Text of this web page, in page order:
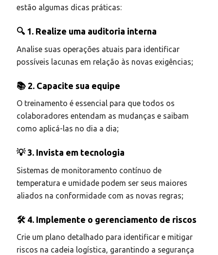
estão algumas dicas práticas:
🔍 1. Realize uma auditoria interna
Analise suas operações atuais para identificar
possíveis lacunas em relação às novas exigências;
📚 2. Capacite sua equipe
O treinamento é essencial para que todos os
colaboradores entendam as mudanças e saibam
como aplicá-las no dia a dia;
💡 3. Invista em tecnologia
Sistemas de monitoramento contínuo de
temperatura e umidade podem ser seus maiores
aliados na conformidade com as novas regras;
🛠️ 4. Implemente o gerenciamento de riscos
Crie um plano detalhado para identificar e mitigar
riscos na cadeia logística, garantindo a segurança